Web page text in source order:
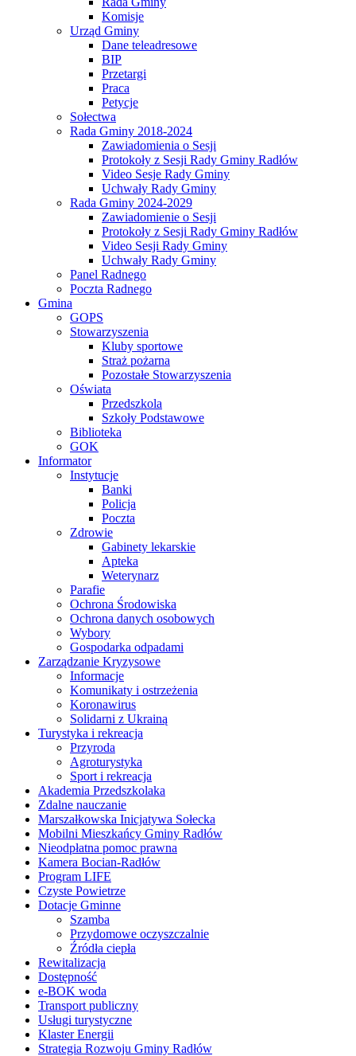
Komisje
Urząd Gminy
Dane teleadresowe
BIP
Przetargi
Praca
Petycje
Sołectwa
Rada Gminy 2018-2024
Zawiadomienia o Sesji
Protokoły z Sesji Rady Gminy Radłów
Video Sesje Rady Gminy
Uchwały Rady Gminy
Rada Gminy 2024-2029
Zawiadomienie o Sesji
Protokoły z Sesji Rady Gminy Radłów
Video Sesji Rady Gminy
Uchwały Rady Gminy
Panel Radnego
Poczta Radnego
Gmina
GOPS
Stowarzyszenia
Kluby sportowe
Straż pożarna
Pozostałe Stowarzyszenia
Oświata
Przedszkola
Szkoły Podstawowe
Biblioteka
GOK
Informator
Instytucje
Banki
Policja
Poczta
Zdrowie
Gabinety lekarskie
Apteka
Weterynarz
Parafie
Ochrona Środowiska
Ochrona danych osobowych
Wybory
Gospodarka odpadami
Zarządzanie Kryzysowe
Informacje
Komunikaty i ostrzeżenia
Koronawirus
Solidarni z Ukrainą
Turystyka i rekreacja
Przyroda
Agroturystyka
Sport i rekreacja
Akademia Przedszkolaka
Zdalne nauczanie
Marszałkowska Inicjatywa Sołecka
Mobilni Mieszkańcy Gminy Radłów
Nieodpłatna pomoc prawna
Kamera Bocian-Radłów
Program LIFE
Czyste Powietrze
Dotacje Gminne
Szamba
Przydomowe oczyszczalnie
Źródła ciepła
Rewitalizacja
Dostępność
e-BOK woda
Transport publiczny
Usługi turystyczne
Klaster Energii
Strategia Rozwoju Gminy Radłów